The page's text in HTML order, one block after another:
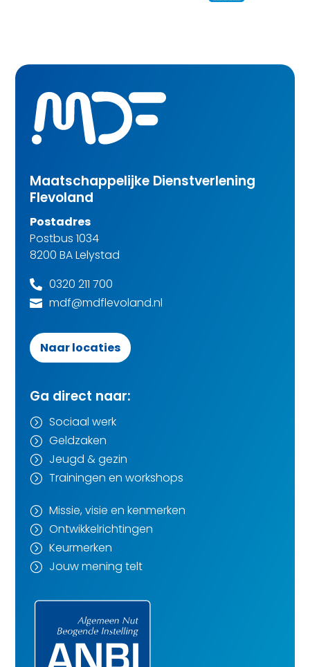
Maatschappelijke Dienstverlening
Flevoland
Postadres
Postbus 1034
8200 BA Lelystad
 0320 211 700
 mdf@mdflevoland.nl
Naar locaties
Ga direct naar:
= Sociaal werk
= Geldzaken
= Jeugd & gezin
= Trainingen en workshops
= Missie, visie en kenmerken
= Ontwikkelrichtingen
= Keurmerken
= Jouw mening telt